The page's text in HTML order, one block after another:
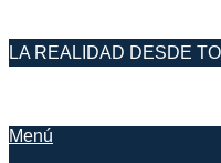
Saltar
al
LA REALIDAD DESDE
Menú
Menú